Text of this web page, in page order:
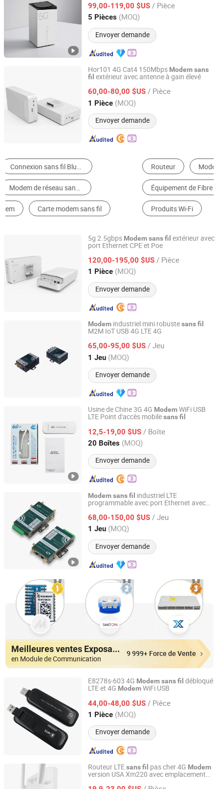
99,00-119,00 $US / Pièce
5 Pièces (MOQ)
Envoyer demande
Guangdong, China Depuis 2025
Hor101 4G Cat4 150Mbps Modemsans
fil extérieur avec antenne à gain élevé
60,00-80,00 $US / Pièce
1 Pièce (MOQ)
Envoyer demande
Shenzhen Ex-link Technology Co., Ltd.
Guangdong, China Depuis 2017
Routeur Modem Répétiteur
Équipement de Fibre Optique Module de Communication
Produits Wi-Fi
5g 2.5gbps Modemsansfil extérieur avec
port Ethernet CPE et Poe
120,00-195,00 $US / Pièce
1 Pièce (MOQ)
Envoyer demande
Shenzhen Ex-link Technology Co., Ltd.
Guangdong, China Depuis 2017
Modem industriel mini robustesansfil
M2M IoT USB 4G LTE 4G
65,00-95,00 $US / Jeu
1 Jeu (MOQ)
Envoyer demande
Shenzhen E-Lins Communication Co., Limited
Guangdong, China Depuis 2008
Usine de Chine 3G 4G ModemWiFi USB
LTE Point d'accès mobilesansfil
12,5-19,00 $US / Boîte
20 Boîtes (MOQ)
Envoyer demande
Shenzhen Shuotian Information Technology Co., Ltd.
Guangdong, China Depuis 2025
Modemsansfil industriel LTE
programmable avec port Ethernet avec
68,00-150,00 $US / Jeu
1 Jeu (MOQ)
Envoyer demande
Shenzhen E-Lins Communication Co., Limited
Guangdong, China Depuis 2008
Meilleures ventes Exposants
en Module de Communication
9 999+ Force de Vente
E8278s-603 4G Modemsansfil débloqué
LTE et 4G ModemWiFi USB
44,00-48,00 $US / Pièce
1 Pièce (MOQ)
Envoyer demande
TOB Technologies Co., Limited
Guangdong, China Depuis 2023
Routeur LTEsansfil pas cher 4G Modem
version USA Xm220 avec emplacement
Shenzhen Shuotian Information Technology Co., Ltd.